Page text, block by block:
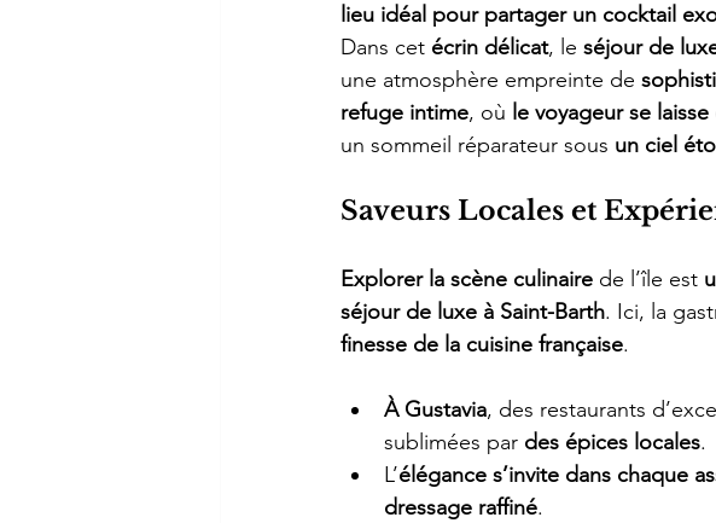
lieu idéal pour partager un cocktail
Dans cet écrin délicat, le séjour de
une atmosphère empreinte de
refuge intime, où le voyageur se
un sommeil réparateur sous un ciel
Saveurs Locales et
Explorer la scène culinaire de l’île est
séjour de luxe à Saint-Barth. Ici, la
finesse de la cuisine française.
À Gustavia, des restaurants
sublimées par des épices locales.
L’élégance s’invite dans chaque
dressage raffiné.